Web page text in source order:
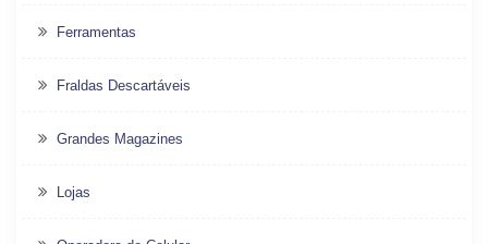
Ferramentas
Fraldas Descartáveis
Grandes Magazines
Lojas